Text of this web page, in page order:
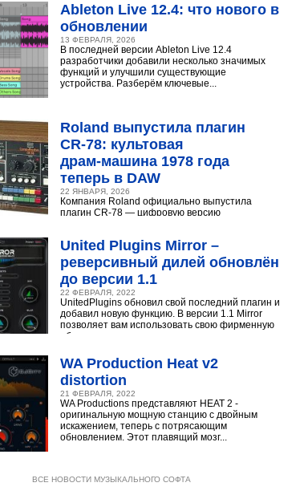
Ableton Live 12.4: что нового в
обновлении
13 ФЕВРАЛЯ, 2026
В последней версии Ableton Live 12.4
разработчики добавили несколько значимых
функций и улучшили существующие
устройства. Разберём ключевые...
Roland выпустила плагин
CR‑78: культовая
драм‑машина 1978 года
теперь в DAW
22 ЯНВАРЯ, 2026
Компания Roland официально выпустила
плагин CR-78 — цифровую версию
United Plugins Mirror –
реверсивный дилей обновлён
до версии 1.1
22 ФЕВРАЛЯ, 2022
UnitedPlugins обновил свой последний плагин и
добавил новую функцию. В версии 1.1 Mirror
позволяет вам использовать свою фирменную
обратную...
WA Production Heat v2
distortion
21 ФЕВРАЛЯ, 2022
WA Productions представляют HEAT 2 -
оригинальную мощную станцию с двойным
искажением, теперь с потрясающим
обновлением. Этот плавящий мозг...
ВСЕ НОВОСТИ МУЗЫКАЛЬНОГО СОФТА